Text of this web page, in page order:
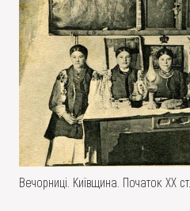
Вечорниці. Київщина. Початок ХХ ст.